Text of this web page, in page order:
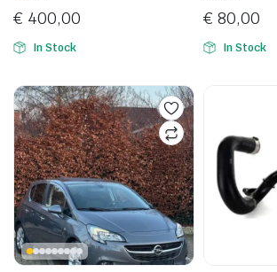
€ 400,00
In Stock
€ 80,00
In Stock